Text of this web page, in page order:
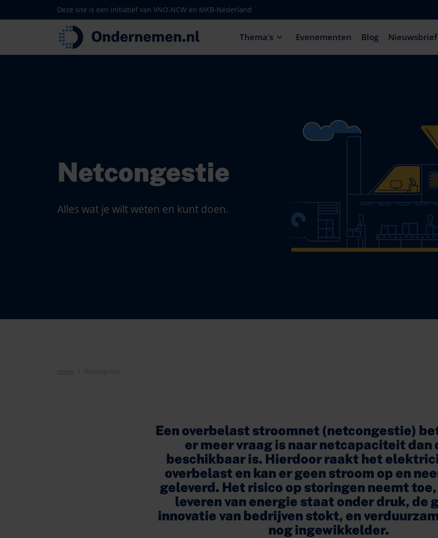
Deze site is een initiatief van VNO-NCW en MKB-Nederland
Thema's Evenementen Blog Nieuwsbrief
Netcongestie
Alles wat je wilt weten en kunt doen.
Een overbelast stroomnet (netcongestie)
er meer vraag is naar netcapaciteit dan
beschikbaar is. Hierdoor raakt het
overbelast en kan er geen stroom op en
geleverd. Het risico op storingen neemt
leveren van energie staat onder druk, de
innovatie van bedrijven stokt, en
nog ingewikkelder.